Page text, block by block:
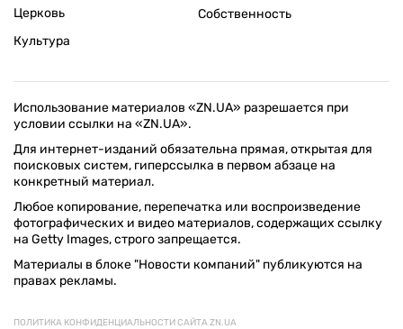
Церковь
Культура
Собственность
Использование материалов «ZN.UA» разрешается при
условии ссылки на «ZN.UA».
Для интернет-изданий обязательна прямая, открытая для
поисковых систем, гиперссылка в первом абзаце на
конкретный материал.
Любое копирование, перепечатка или воспроизведение
фотографических и видео материалов, содержащих ссылку
на Getty Images, строго запрещается.
Материалы в блоке "Новости компаний" публикуются на
правах рекламы.
ПОЛИТИКА КОНФИДЕНЦИАЛЬНОСТИ САЙТА ZN.UA